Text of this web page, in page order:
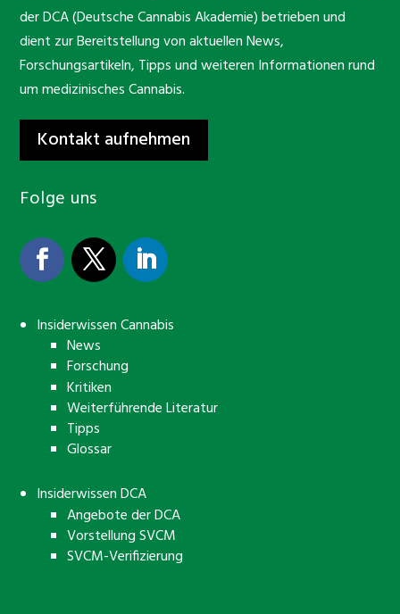
der DCA (Deutsche Cannabis Akademie) betrieben und
dient zur Bereitstellung von aktuellen News,
Forschungsartikeln, Tipps und weiteren Informationen rund
um medizinisches Cannabis.
Kontakt aufnehmen
Folge uns
Insiderwissen Cannabis
News
Forschung
Kritiken
Weiterführende Literatur
Tipps
Glossar
Insiderwissen DCA
Angebote der DCA
Vorstellung SVCM
SVCM-Verifizierung